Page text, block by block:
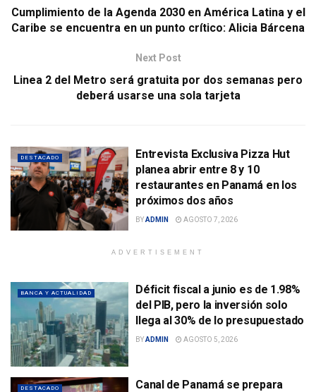
Cumplimiento de la Agenda 2030 en América Latina y el
Caribe se encuentra en un punto crítico: Alicia Bárcena
Next Post
Linea 2 del Metro será gratuita por dos semanas pero
deberá usarse una sola tarjeta
DESTACADO
Entrevista Exclusiva Pizza Hut
planea abrir entre 8 y 10
restaurantes en Panamá en los
próximos dos años
BYADMIN AGOSTO 7, 2026
ADVERTISEMENT
BANCA Y ACTUALIDAD
Déficit fiscal a junio es de 1.98%
del PIB, pero la inversión solo
llega al 30% de lo presupuestado
BYADMIN AGOSTO 5, 2026
DESTACADO
Canal de Panamá se prepara